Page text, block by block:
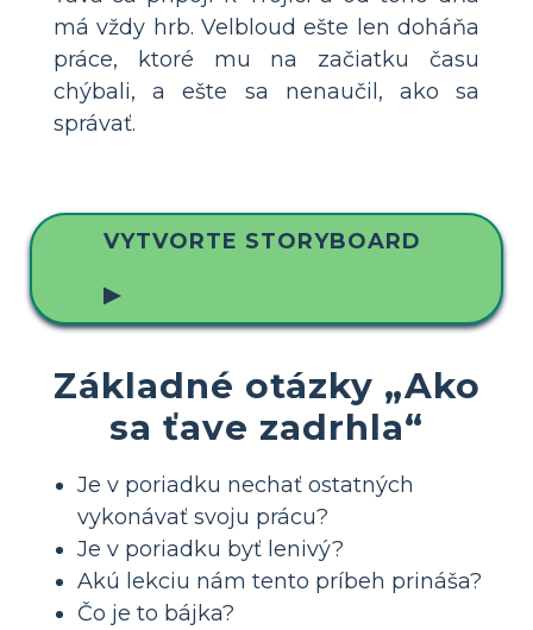
má vždy hrb. Velbloud ešte len doháňa
práce, ktoré mu na začiatku času
chýbali, a ešte sa nenaučil, ako sa
správať.
VYTVORTE STORYBOARD
▶
Základné otázky „Ako
sa ťave zadrhla“
Je v poriadku nechať ostatných
vykonávať svoju prácu?
Je v poriadku byť lenivý?
Akú lekciu nám tento príbeh prináša?
Čo je to bájka?